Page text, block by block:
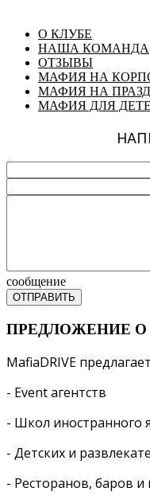
О КЛУБЕ
НАША КОМАНДА
ОТЗЫВЫ
МАФИЯ НА
МАФИЯ НА
МАФИЯ ДЛЯ
сообщение
ОТПРАВИТЬ
ПРЕДЛОЖЕНИЕ О
MafiaDRIVE
- Event агентств
- Школ иностранного
- Детских и
- Ресторанов, баров